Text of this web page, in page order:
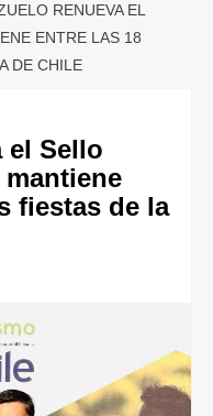
RENUEVA EL
ENTRE LAS 18
DE CHILE
el Sello
mantiene
fiestas de la